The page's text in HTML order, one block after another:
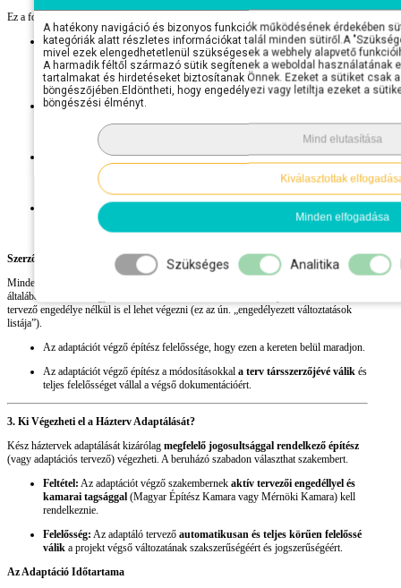
Ez a folyamat több kulcsfontosságú lépésből áll:
Az Épület Elhelyezése:Az adaptáló építész meghatározza az épület pontos
helyét a telken. Ennek meg kell felelnie azOTÉKésHÉSZelőírásoknak
(oldalkert, előkert, hátsókert mérete, telektávolságok, parkolóhelyek
kialakítása).
Talajviszonyokhoz Igazítás:
talajvízszintet és fagyhatárt), hogy az épület stabilan és biztonságosan álljon.
Hatásterület Vizsgálata:Kulcsfontosságú szempont, hogy az épület
használata ne sértsen szomszédos jogokat (pl. ne árnyékolja indokolatlanul a
szomszédos ingatlant, ne vezesse oda a csapadékvizet).
HÉSZ-nek Való Megfelelés Ellenőrzése:
eltér a helyi előírásoktól (pl. a tetőhajlásszög 35° helyett 40°), azt
módosítani kell.
Szerzői Jogi Kérdések és Módosítások
Minden építészeti tervet szerzői jog véd. A megvásárolt tervdokumentáció azonban
általában
tervező engedélye nélkül is el lehet végezni (ez az ún. „engedélyezett változtatások
listája”).
Az adaptációt végző építész felelőssége, hogy ezen a kereten belül maradjon.
Az adaptációt végző építész a módosításokkal a terv társszerzőjévé válik és
teljes felelősséget vállal a végső dokumentációért.
3. Ki Végezheti el a Házterv Adaptálását?
Kész háztervek adaptálását kizárólag megfelelő jogosultsággal rendelkező építész
(vagy adaptációs tervező) végezheti. A beruházó szabadon választhat szakembert.
Feltétel: Az adaptációt végző szakembernek aktív tervezői engedéllyel és
kamarai tagsággal (Magyar Építész Kamara vagy Mérnöki Kamara) kell
rendelkeznie.
Felelősség: Az adaptáló tervező automatikusan és teljes körűen felelőssé
válik a projekt végső változatának szakszerűségéért és jogszerűségéért.
Az Adaptáció Időtartama
A hatékony navigáció és bizonyos funkciók működésének érdekében
kategóriák alatt részletes információkat talál minden sütiről.A
mivel ezek elengedhetetlenül szükségesek a webhely alapvető
A harmadik féltől származó sütik segítenek a weboldal használatának
tartalmakat és hirdetéseket biztosítanak Önnek. Ezeket a sütiket csak
böngészőjében.Eldöntheti, hogy engedélyezi vagy letiltja ezeket a
böngészési élményt.
Mind elutasítása
Kiválasztottak
Minden elfogadása
Szükséges Analitika